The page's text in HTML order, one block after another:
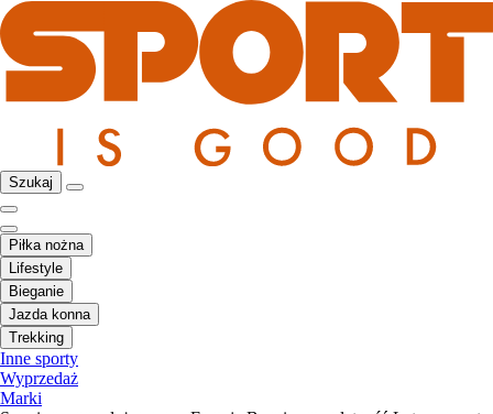
Szukaj
Piłka nożna
Lifestyle
Bieganie
Jazda konna
Trekking
Inne sporty
Wyprzedaż
Marki